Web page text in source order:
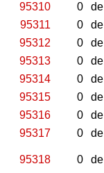
95310
0 de
95311
0 de
95312
0 de
95313
0 de
95314
0 de
95315
0 de
95316
0 de
95317
0 de
95318 0 de